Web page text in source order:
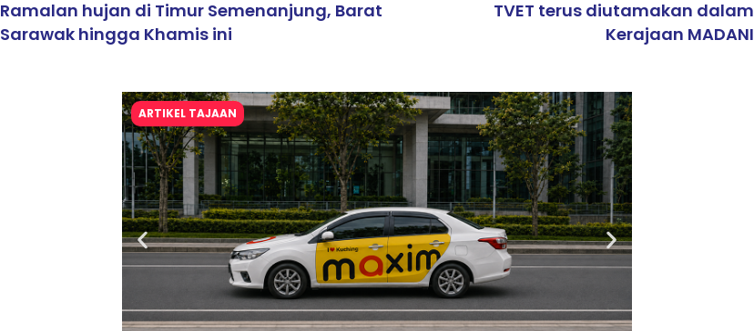
Ramalan hujan di Timur Semenanjung, Barat
Sarawak hingga Khamis ini
TVET terus diutamakan dalam
Kerajaan MADANI
ARTIKEL TAJAAN